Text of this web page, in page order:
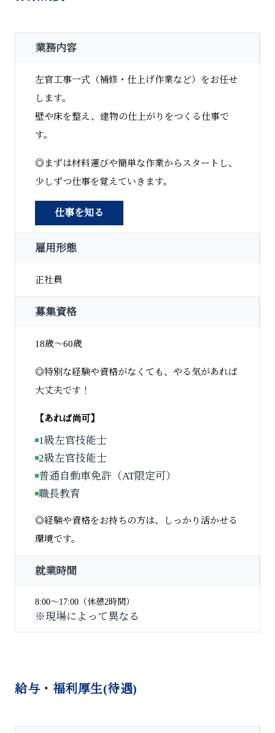
業務内容
左官工事一式（補修・仕上げ作業など）をお任せ
します。
壁や床を整え、建物の仕上がりをつくる仕事で
す。
◎まずは材料運びや簡単な作業からスタートし、
少しずつ仕事を覚えていきます。
仕事を知る
雇用形態
正社員
募集資格
18歳〜60歳
◎特別な経験や資格がなくても、やる気があれば
大丈夫です！
【あれば尚可】
1級左官技能士
2級左官技能士
普通自動車免許（AT限定可）
職長教育
◎経験や資格をお持ちの方は、しっかり活かせる
環境です。
就業時間
8:00〜17:00（休憩2時間）
※現場によって異なる
給与・福利厚生(待遇)